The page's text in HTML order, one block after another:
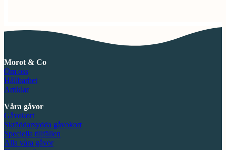
Morot & Co
Om oss
Hållbarhet
Artiklar
Våra gåvor
Gåvokort
Skräddarsydda gåvokort
Speciella tillfällen
Alla våra gåvor